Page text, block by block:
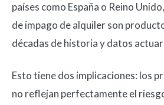
países como España o Reino
de impago de alquiler son
décadas de historia y datos
Esto tiene dos implicaciones: los
no reflejan perfectamente el